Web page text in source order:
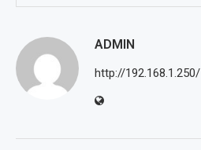
ADMIN
http://192.168.1.250/